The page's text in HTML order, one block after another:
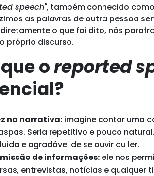
speech", também conhecido
as palavras de outra pessoa
o que foi dito, nós
próprio discurso.
oreported
na narrativa: imagine contar uma
Seria repetitivo e pouco
e agradável de se ouvir ou ler.
de informações: ele nos
entrevistas, notícias e qualquer